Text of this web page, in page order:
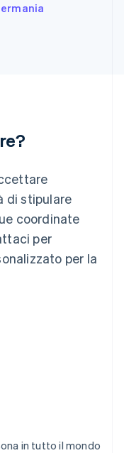
di stipulare
coordinate
per
per la
in tutto il mondo